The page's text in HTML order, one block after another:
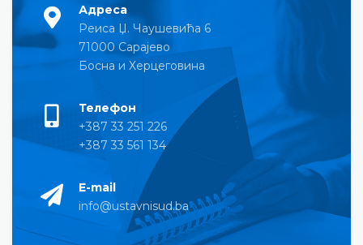
Адреса
Реиса Џ. Чаушевића 6
71000 Сарајево
Босна и Херцеговина
Телефон
+387 33 251 226
+387 33 561 134
E-mail
info@ustavnisud.ba